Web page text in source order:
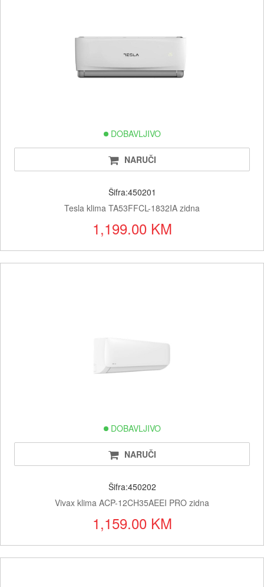
DOBAVLJIVO
NARUČI
Šifra:450201
Tesla klima TA53FFCL-1832IA zidna
1,199.00 KM
DOBAVLJIVO
NARUČI
Šifra:450202
Vivax klima ACP-12CH35AEEI PRO zidna
1,159.00 KM